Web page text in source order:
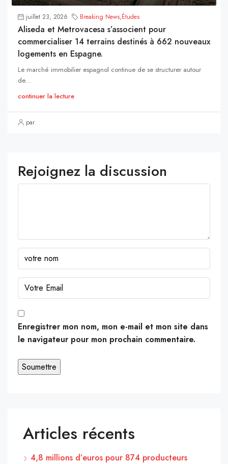
juillet 23, 2026 Breaking News,Études
Aliseda et Metrovacesa s’associent pour
commercialiser 14 terrains destinés à 662 nouveaux
logements en Espagne.
Le marché immobilier espagnol continue de se structurer autour
de...
continuer la lecture
par
Rejoignez la discussion
Enregistrer mon nom, mon e-mail et mon site dans
le navigateur pour mon prochain commentaire.
Articles récents
4,8 millions d’euros pour 874 producteurs